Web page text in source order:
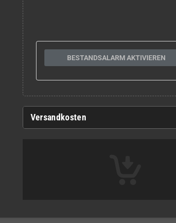
BESTANDSALARM AKTIVIEREN
Versandkosten